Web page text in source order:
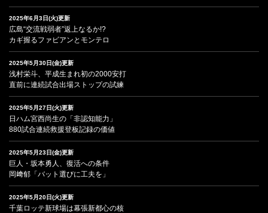
2025年6月3日(火)更新
広島“交流戦弱者”返上なるか!?
カギ握るファビアンとモンテロ
2025年5月30日(金)更新
浅村栄斗、平成生まれ初の2000安打
直前に連続試合出場ストップの試練
2025年5月27日(火)更新
日ハム宮西尚生の「非認知能力」
880試合連続救援登板記録の価値
2025年5月23日(金)更新
巨人・坂本勇人、復活への条件
岡﨑郁「バット選びに工夫を」
2025年5月20日(火)更新
千葉ロッテ新球場は幕張新都心の核